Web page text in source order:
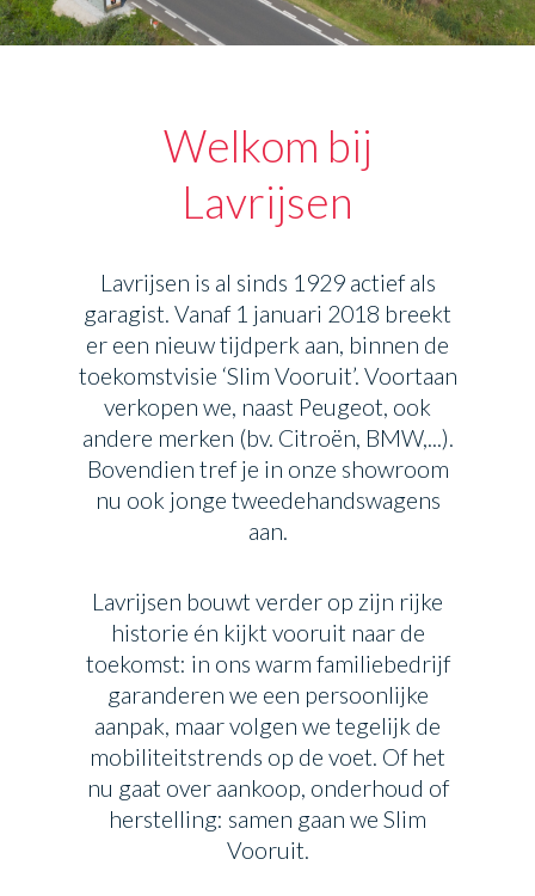
Welkom bij
Lavrijsen
Lavrijsen is al sinds 1929 actief als
garagist. Vanaf 1 januari 2018 breekt
er een nieuw tijdperk aan, binnen de
toekomstvisie ‘Slim Vooruit’. Voortaan
verkopen we, naast Peugeot, ook
andere merken (bv. Citroën, BMW,...).
Bovendien tref je in onze showroom
nu ook jonge tweedehandswagens
aan.
Lavrijsen bouwt verder op zijn rijke
historie én kijkt vooruit naar de
toekomst: in ons warm familiebedrijf
garanderen we een persoonlijke
aanpak, maar volgen we tegelijk de
mobiliteitstrends op de voet. Of het
nu gaat over aankoop, onderhoud of
herstelling: samen gaan we Slim
Vooruit.